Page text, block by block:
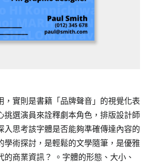
，實則是書籍「品牌聲音」的視覺化表
挑選演員來詮釋劇本角色，排版設計師
入思考該字體是否能夠準確傳達內容的
術探討，是輕鬆的文學隨筆，是優雅
的商業資訊？ 。字體的形態、大小、